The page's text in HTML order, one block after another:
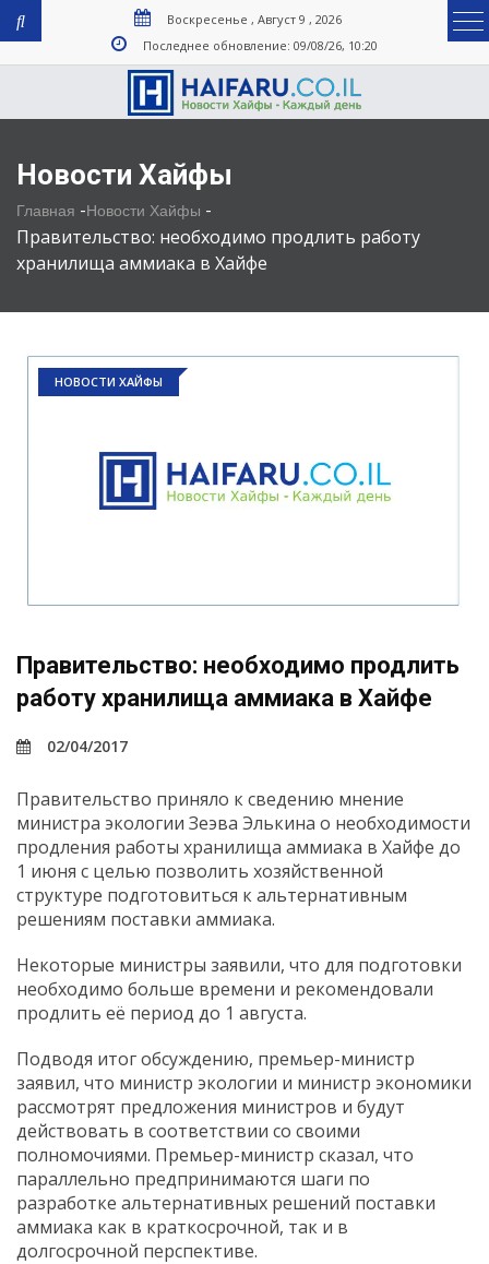
Воскресенье , Август 9 , 2026
Последнее обновление: 09/08/26, 10:20
Новости Хайфы
Главная -Новости Хайфы -
Правительство: необходимо продлить работу
хранилища аммиака в Хайфе
НОВОСТИ ХАЙФЫ
Правительство: необходимо продлить
работу хранилища аммиака в Хайфе
02/04/2017
Правительство приняло к сведению мнение
министра экологии Зеэва Элькина о необходимости
продления работы хранилища аммиака в Хайфе до
1 июня с целью позволить хозяйственной
структуре подготовиться к альтернативным
решениям поставки аммиака.
Некоторые министры заявили, что для подготовки
необходимо больше времени и рекомендовали
продлить её период до 1 августа.
Подводя итог обсуждению, премьер-министр
заявил, что министр экологии и министр экономики
рассмотрят предложения министров и будут
действовать в соответствии со своими
полномочиями. Премьер-министр сказал, что
параллельно предпринимаются шаги по
разработке альтернативных решений поставки
аммиака как в краткосрочной, так и в
долгосрочной перспективе.